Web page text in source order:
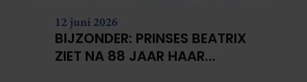
12 juni 2026
BIJZONDER: PRINSES BEATRIX
ZIET NA 88 JAAR HAAR